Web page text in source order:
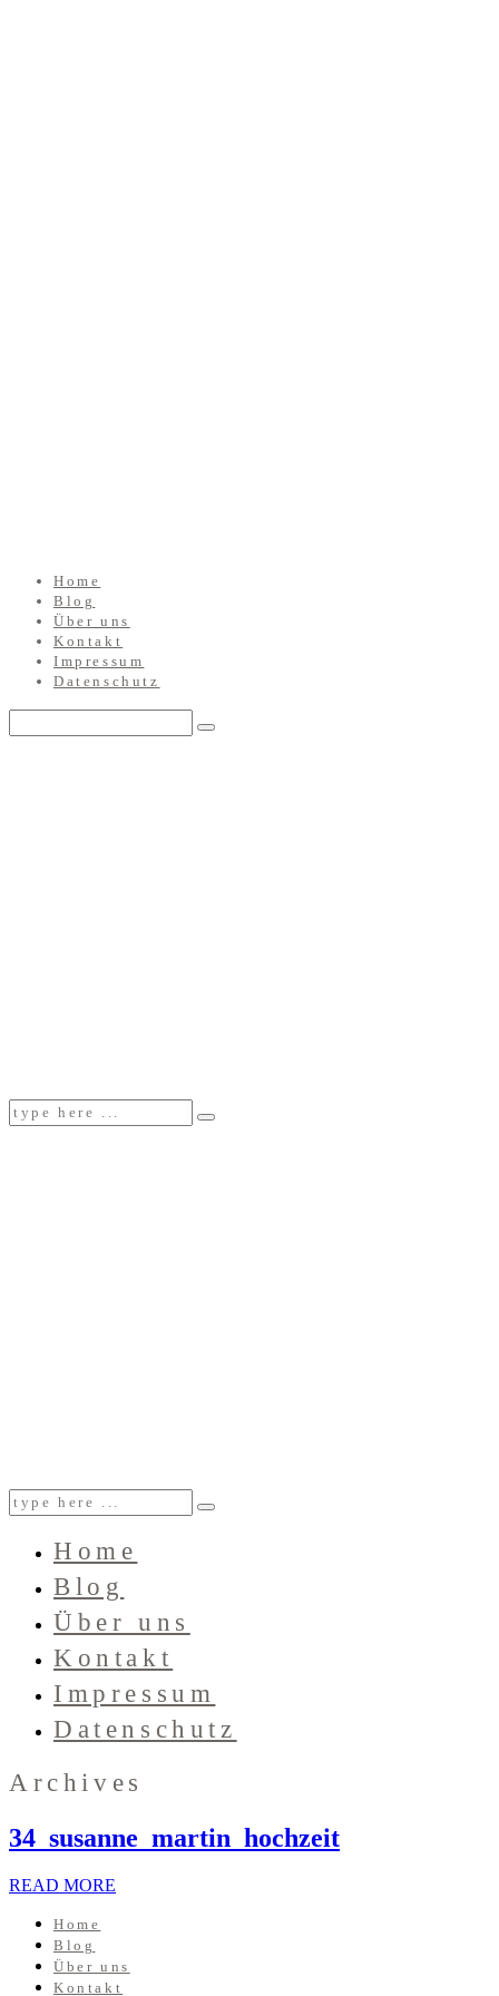
Home
Blog
Über uns
Kontakt
Impressum
Datenschutz
Home
Blog
Über uns
Kontakt
Impressum
Datenschutz
Archives
34_susanne_martin_hochzeit
READ MORE
Home
Blog
Über uns
Kontakt